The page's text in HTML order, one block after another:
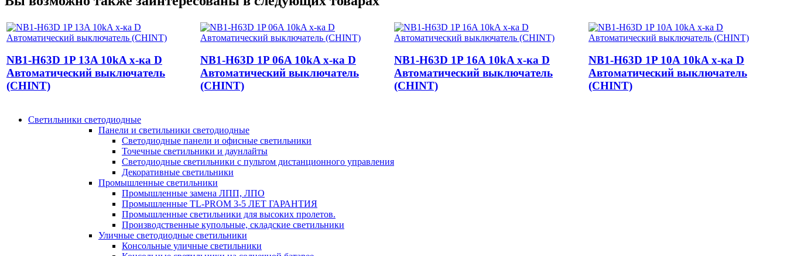
NB1-H63D 1P 13A 10kA х-ка D
Автоматический выключатель
(CHINT)
NB1-H63D 1P 06A 10kA х-ка D
Автоматический выключатель
(CHINT)
NB1-H63D 1P 16A 10kA х-ка D
Автоматический выключатель
(CHINT)
NB1-H63D 1P 10A 10kA х-ка D
Автоматический выключатель
(CHINT)
Светильники светодиодные
Панели и светильники светодиодные
Светодиодные панели и офисные светильники
Точечные светильники и даунлайты
Светодиодные светильники с пультом дистанционного управления
Декоративные светильники
Промышленные светильники
Промышленные замена ЛПП, ЛПО
Промышленные TL-PROM 3-5 ЛЕТ ГАРАНТИЯ
Промышленные светильники для высоких пролетов.
Производственные купольные, складские светильники
Уличные светодиодные светильники
Консольные уличные светильники